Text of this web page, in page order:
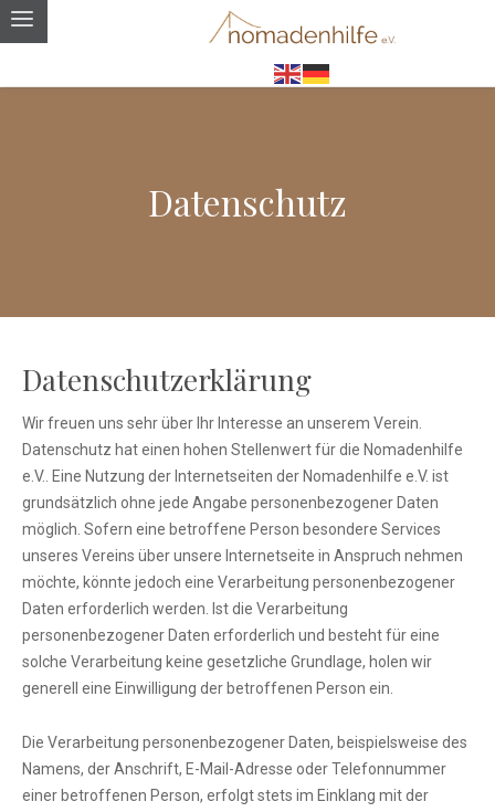
Datenschutz
Datenschutzerklärung
Wir freuen uns sehr über Ihr Interesse an unserem Verein.
Datenschutz hat einen hohen Stellenwert für die Nomadenhilfe
e.V.. Eine Nutzung der Internetseiten der Nomadenhilfe e.V. ist
grundsätzlich ohne jede Angabe personenbezogener Daten
möglich. Sofern eine betroffene Person besondere Services
unseres Vereins über unsere Internetseite in Anspruch nehmen
möchte, könnte jedoch eine Verarbeitung personenbezogener
Daten erforderlich werden. Ist die Verarbeitung
personenbezogener Daten erforderlich und besteht für eine
solche Verarbeitung keine gesetzliche Grundlage, holen wir
generell eine Einwilligung der betroffenen Person ein.
Die Verarbeitung personenbezogener Daten, beispielsweise des
Namens, der Anschrift, E-Mail-Adresse oder Telefonnummer
einer betroffenen Person, erfolgt stets im Einklang mit der